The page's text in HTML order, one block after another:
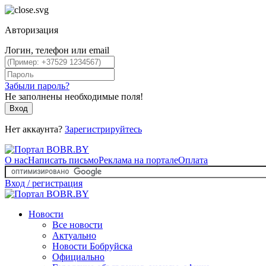
Авторизация
Логин, телефон или email
Забыли пароль?
Не заполнены необходимые поля!
Вход
Нет аккаунта? Зарегистрируйтесь
О насНаписать письмоРеклама на порталеОплата
Вход / регистрация
Новости
Все новости
Актуально
Новости Бобруйска
Официально